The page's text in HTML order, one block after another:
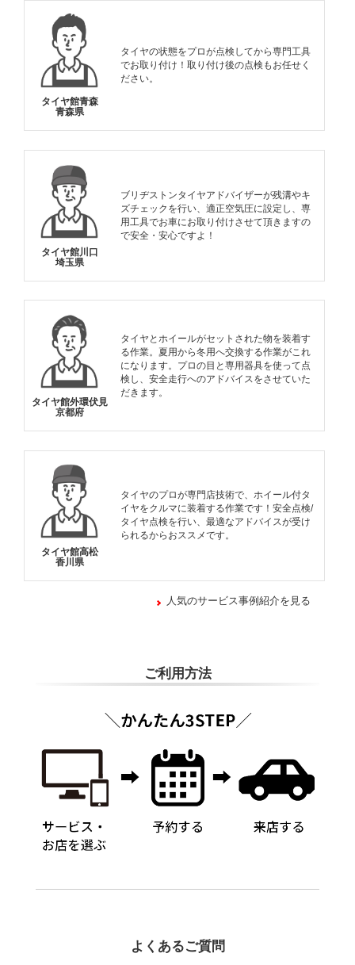
タイヤ館青森
青森県
タイヤの状態をプロが点検してから専門工具
でお取り付け！取り付け後の点検もお任せく
ださい。
タイヤ館川口
埼玉県
ブリヂストンタイヤアドバイザーが残溝やキ
ズチェックを行い、適正空気圧に設定し、専
用工具でお車にお取り付けさせて頂きますの
で安全・安心ですよ！
タイヤ館外環伏見
京都府
タイヤとホイールがセットされた物を装着す
る作業。夏用から冬用へ交換する作業がこれ
になります。プロの目と専用器具を使って点
検し、安全走行へのアドバイスをさせていた
だきます。
タイヤ館高松
香川県
タイヤのプロが専門店技術で、ホイール付タ
イヤをクルマに装着する作業です！安全点検/
タイヤ点検を行い、最適なアドバイスが受け
られるからおススメです。
人気のサービス事例紹介を見る
ご利用方法
よくあるご質問